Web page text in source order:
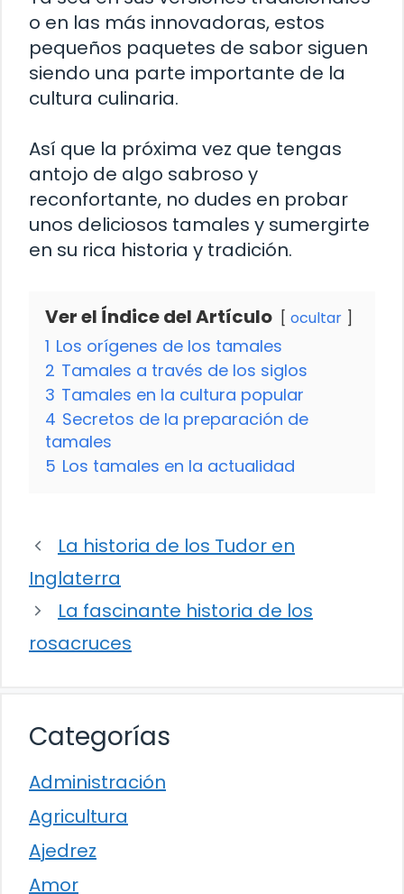
o en las más innovadoras, estos
pequeños paquetes de sabor siguen
siendo una parte importante de la
cultura culinaria.
Así que la próxima vez que tengas
antojo de algo sabroso y
reconfortante, no dudes en probar
unos deliciosos tamales y sumergirte
en su rica historia y tradición.
Ver el Índice del Artículo ocultar
1 Los orígenes de los tamales
2 Tamales a través de los siglos
3 Tamales en la cultura popular
4 Secretos de la preparación de
tamales
5 Los tamales en la actualidad
La historia de los Tudor en
Inglaterra
La fascinante historia de los
rosacruces
Categorías
Administración
Agricultura
Ajedrez
Amor